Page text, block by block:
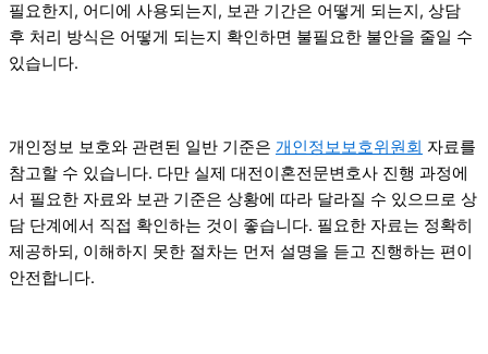
필요한지, 어디에 사용되는지, 보관 기간은 어떻게 되는지, 상담
후 처리 방식은 어떻게 되는지 확인하면 불필요한 불안을 줄일 수
있습니다.
개인정보 보호와 관련된 일반 기준은 개인정보보호위원회 자료를
참고할 수 있습니다. 다만 실제 대전이혼전문변호사 진행 과정에
서 필요한 자료와 보관 기준은 상황에 따라 달라질 수 있으므로 상
담 단계에서 직접 확인하는 것이 좋습니다. 필요한 자료는 정확히
제공하되, 이해하지 못한 절차는 먼저 설명을 듣고 진행하는 편이
안전합니다.